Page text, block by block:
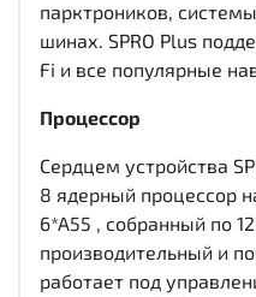
парктроников,
шинах. SPRO Plus
Fi и все популярные
Процессор
Сердцем устройства
8 ядерный процессор
6*A55 , собранный по
производительный и
работает под